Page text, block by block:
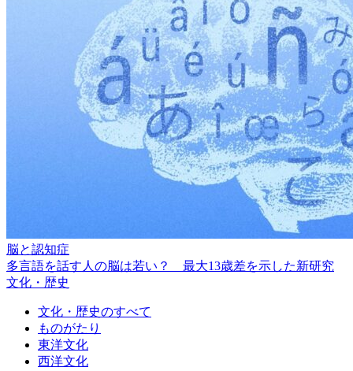
脳と認知症
多言語を話す人の脳は若い？ 最大13歳差を示した新研究
文化・歴史
文化・歴史のすべて
ものがたり
東洋文化
西洋文化